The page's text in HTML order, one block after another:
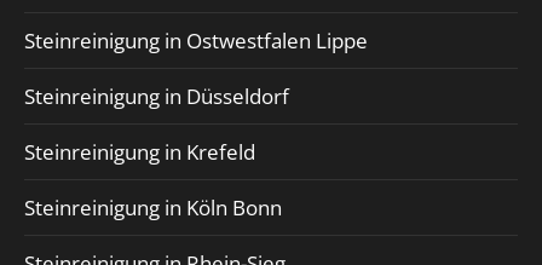
Steinreinigung in Ostwestfalen Lippe
Steinreinigung in Düsseldorf
Steinreinigung in Krefeld
Steinreinigung in Köln Bonn